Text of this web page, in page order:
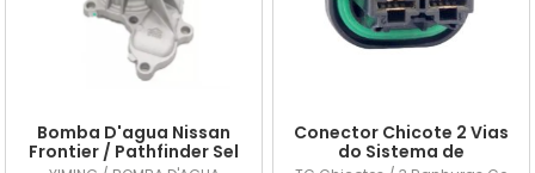
Bomba D'agua Nissan
Frontier / Pathfinder Sel
Conector Chicote 2 Vias
do Sistema de